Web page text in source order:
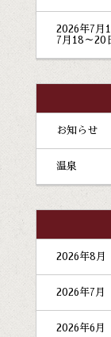
2026年7月
7月18～20
お知らせ
温泉
2026年8月
2026年7月
2026年6月